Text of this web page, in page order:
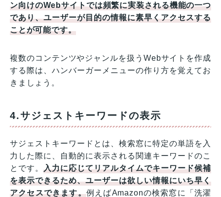
ン向けのWebサイトでは頻繁に実装される機能の一つ
であり、ユーザーが目的の情報に素早くアクセスする
ことが可能です。
複数のコンテンツやジャンルを扱うWebサイトを作成
する際は、ハンバーガーメニューの作り方を覚えてお
きましょう。
4.サジェストキーワードの表示
サジェストキーワードとは、検索窓に特定の単語を入
力した際に、自動的に表示される関連キーワードのこ
とです。入力に応じてリアルタイムでキーワード候補
を表示できるため、ユーザーは欲しい情報にいち早く
アクセスできます。例えばAmazonの検索窓に「洗濯